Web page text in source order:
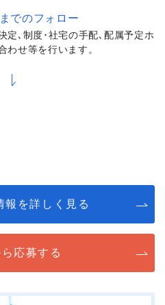
でのフォロー
定､制度･社宅の手配､配属予定ホ
わせ等を行います。
報を詳しく見る
応募する